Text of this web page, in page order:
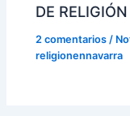
DE RELIGIÓN
2 comentarios /
religionennavarra